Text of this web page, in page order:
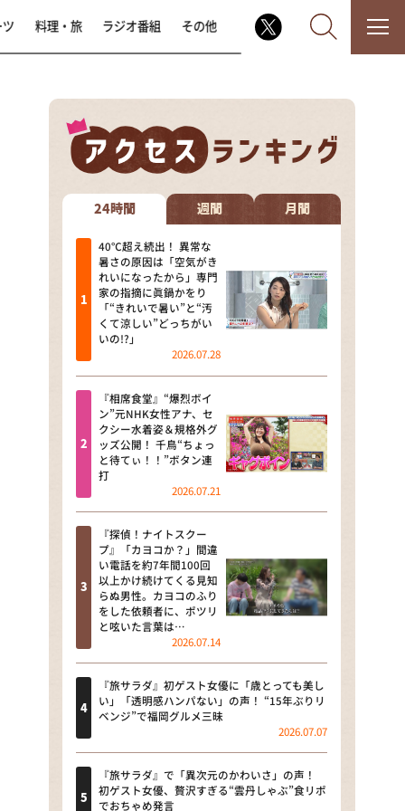
なるみ・岡村の過ぎるTV
相席食堂
これ余談なんですけど・・・
～人生密着トークバラエティ！
～ やすとものいたって真剣です
探偵！ナイトスクープ
news おかえり
河合＆A.B.C-Z塚田×福井アナ
「なんでやねん！？」（news お
かえり）
DAIGOも台所 ～きょうの献立 何
にする？～
本日はダイアンなり！シーズン２
朝だ！生です旅サラダ
教えて！ニュースライブ 正義の
ミカタ
ＬＩＦＥ～夢のカタチ～
新婚さんいらっしゃい！
ザキ山小屋本館
料理・旅 ラジオ番組 その他
24時間 週間 月間
40℃超え続出！ 異常な
暑さの原因は「空気がき
れいになったから」専門
家の指摘に眞鍋かをり
「“きれいで暑い”と“汚
くて涼しい”どっちがい
いの!?」
2026.07.28
『相席食堂』“爆烈ボイ
ン”元NHK女性アナ、セ
クシー水着姿＆規格外グ
ッズ公開！ 千鳥“ちょっ
と待てぃ！！”ボタン連
打
2026.07.21
『探偵！ナイトスクー
プ』「カヨコか？」間違
い電話を約7年間100回
以上かけ続けてくる見知
らぬ男性。カヨコのふり
をした依頼者に、ポツリ
と呟いた言葉は…
2026.07.14
『旅サラダ』初ゲスト女優に「歳とっても美し
い」「透明感ハンパない」の声！ “15年ぶりリ
ベンジ”で福岡グルメ三昧
2026.07.07
『旅サラダ』で「異次元のかわいさ」の声！
初ゲスト女優、贅沢すぎる“雲丹しゃぶ”食リポ
でおちゃめ発言